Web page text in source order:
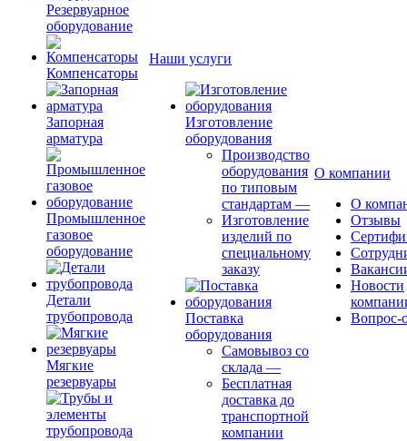
Резервуарное
оборудование
Компенсаторы
Запорная
арматура
Промышленное
газовое
оборудование
Детали
трубопровода
Мягкие
резервуары
Наши услуги
Изготовление
оборудования
Производство
оборудования
по типовым
стандартам —
Изготовление
изделий по
специальному
заказу
Поставка
оборудования
Самовывоз со
склада —
Бесплатная
доставка до
транспортной
компании
О компании
О
Отзывы
Новости
Вопрос-